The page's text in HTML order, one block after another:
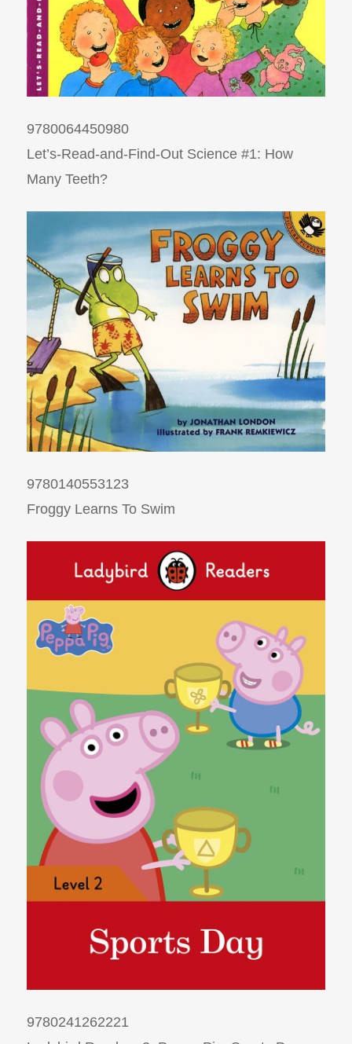
9780064450980
Let’s-Read-and-Find-Out Science #1: How
Many Teeth?
9780140553123
Froggy Learns To Swim
9780241262221